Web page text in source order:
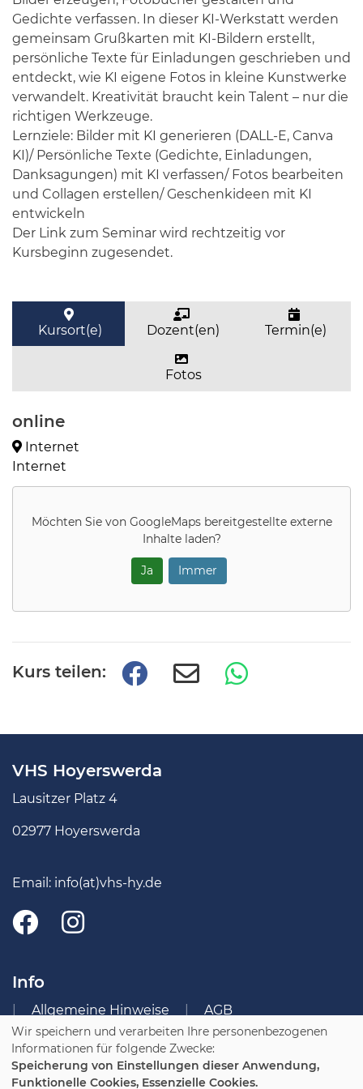
Gedichte verfassen. In dieser KI-Werkstatt werden
gemeinsam Grußkarten mit KI-Bildern erstellt,
persönliche Texte für Einladungen geschrieben und
entdeckt, wie KI eigene Fotos in kleine Kunstwerke
verwandelt. Kreativität braucht kein Talent – nur die
richtigen Werkzeuge.
Lernziele: Bilder mit KI generieren (DALL-E, Canva
KI)/ Persönliche Texte (Gedichte, Einladungen,
Danksagungen) mit KI verfassen/ Fotos bearbeiten
und Collagen erstellen/ Geschenkideen mit KI
entwickeln
Der Link zum Seminar wird rechtzeitig vor
Kursbeginn zugesendet.
Kursort(e) Dozent(en) Termin(e)
Fotos
online
Internet
Internet
Möchten Sie von GoogleMapsbereitgestellte externe
Inhalte laden?
Ja Immer
Kurs teilen:
VHS Hoyerswerda
Lausitzer Platz 4
02977 Hoyerswerda
Email: info(at)vhs-hy.de
Info
Allgemeine Hinweise
AGB
Impressum
Datenschutzerklärung
Widerruf
Wir speichern und verarbeiten Ihre personenbezogenen
Informationen für folgende Zwecke:
Speicherung von Einstellungen dieser Anwendung,
Funktionelle Cookies, Essenzielle Cookies.